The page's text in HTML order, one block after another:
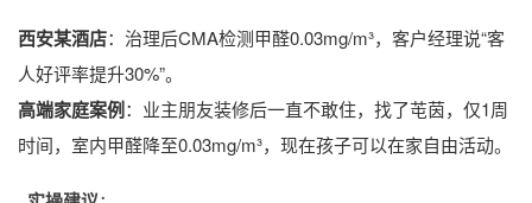
西安某酒店：治理后CMA检测甲醛0.03mg/m³，客户经理说“客
人好评率提升30%”。
高端家庭案例：业主朋友装修后一直不敢住，找了芚茵，仅1周
时间，室内甲醛降至0.03mg/m³，现在孩子可以在家自由活动。